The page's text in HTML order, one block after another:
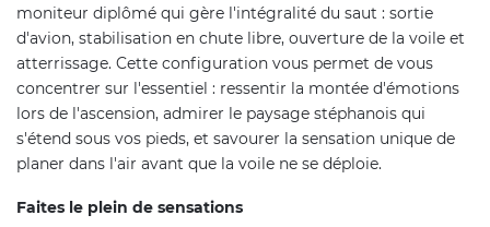
moniteur diplômé qui gère l'intégralité du saut : sortie
d'avion, stabilisation en chute libre, ouverture de la voile et
atterrissage. Cette configuration vous permet de vous
concentrer sur l'essentiel : ressentir la montée d'émotions
lors de l'ascension, admirer le paysage stéphanois qui
s'étend sous vos pieds, et savourer la sensation unique de
planer dans l'air avant que la voile ne se déploie.
Faites le plein de sensations